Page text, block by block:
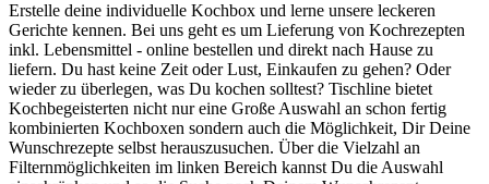
Erstelle deine individuelle Kochbox und lerne unsere leckeren
Gerichte kennen. Bei uns geht es um Lieferung von Kochrezepten
inkl. Lebensmittel - online bestellen und direkt nach Hause zu
liefern. Du hast keine Zeit oder Lust, Einkaufen zu gehen? Oder
wieder zu überlegen, was Du kochen solltest? Tischline bietet
Kochbegeisterten nicht nur eine Große Auswahl an schon fertig
kombinierten Kochboxen sondern auch die Möglichkeit, Dir Deine
Wunschrezepte selbst herauszusuchen. Über die Vielzahl an
Filternmöglichkeiten im linken Bereich kannst Du die Auswahl